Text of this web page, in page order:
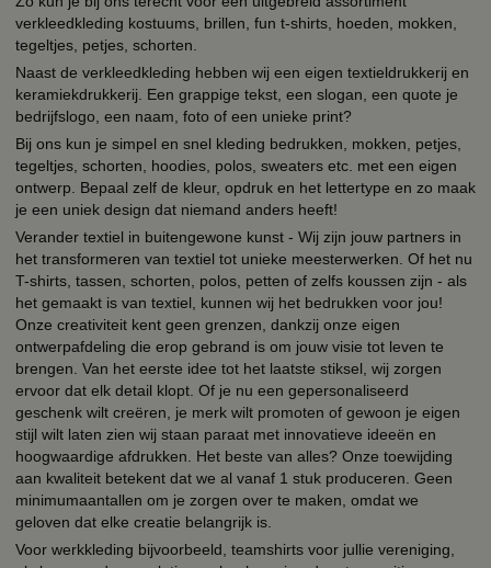
verkleedkleding kostuums, brillen, fun t-shirts, hoeden, mokken,
tegeltjes, petjes, schorten.
Naast de verkleedkleding hebben wij een eigen textieldrukkerij en
keramiekdrukkerij. Een grappige tekst, een slogan, een quote je
bedrijfslogo, een naam, foto of een unieke print?
Bij ons kun je simpel en snel kleding bedrukken, mokken, petjes,
tegeltjes, schorten, hoodies, polos, sweaters etc. met een eigen
ontwerp. Bepaal zelf de kleur, opdruk en het lettertype en zo maak
je een uniek design dat niemand anders heeft!
Verander textiel in buitengewone kunst - Wij zijn jouw partners in
het transformeren van textiel tot unieke meesterwerken. Of het nu
T-shirts, tassen, schorten, polos, petten of zelfs koussen zijn - als
het gemaakt is van textiel, kunnen wij het bedrukken voor jou!
Onze creativiteit kent geen grenzen, dankzij onze eigen
ontwerpafdeling die erop gebrand is om jouw visie tot leven te
brengen. Van het eerste idee tot het laatste stiksel, wij zorgen
ervoor dat elk detail klopt. Of je nu een gepersonaliseerd
geschenk wilt creëren, je merk wilt promoten of gewoon je eigen
stijl wilt laten zien wij staan paraat met innovatieve ideeën en
hoogwaardige afdrukken. Het beste van alles? Onze toewijding
aan kwaliteit betekent dat we al vanaf 1 stuk produceren. Geen
minimumaantallen om je zorgen over te maken, omdat we
geloven dat elke creatie belangrijk is.
Voor werkkleding bijvoorbeeld, teamshirts voor jullie vereniging,